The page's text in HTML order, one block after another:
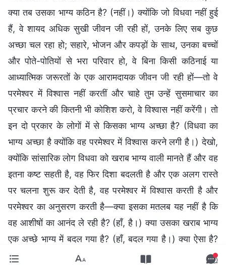
क्या तब उसका भाग्य कठिन है? (नहीं।) क्योंकि जो विधवा नहीं हुई
हैं, वे शायद अधिक सुखी जीवन जी रही हों, उनके लिए सब कुछ
अच्छा चल रहा हो; सहारे, भोजन और कपड़ों के साथ, उनका बच्चों
और पोते-पोतियों से भरा परिवार हो, वे बिना किसी कठिनाई या
आध्यात्मिक जरूरतों के एक आरामदायक जीवन जी रही हों—तो वे
परमेश्वर में विश्वास नहीं करतीं और चाहे तुम उन्हें सुसमाचार का
प्रचार करने की कितनी भी कोशिश करो, वे विश्वास नहीं करेंगी। तो
इन दो प्रकार के लोगों में से किसका भाग्य अच्छा है? (विधवा का
भाग्य अच्छा है क्योंकि वह परमेश्वर में विश्वास करने लगी है।) देखो,
क्योंकि सांसारिक लोग विधवा को खराब भाग्य वाली मानते हैं और वह
इतना कष्ट सहती है, वह फिर दिशा बदलती है और एक अलग रास्ते
पर चलना शुरू कर देती है, वह परमेश्वर में विश्वास करती है और
परमेश्वर का अनुसरण करती है—क्या इसका मतलब यह नहीं है कि
वह आशीषों का आनंद ले रही है? (हाँ, है।) क्या उसका खराब भाग्य
एक अच्छे भाग्य में बदल गया है? (हाँ, बदल गया है।) क्या ऐसा है?
यदि उसका भाग्य खराब है, तो जीवन में उसका भाग्य हमेशा खराब